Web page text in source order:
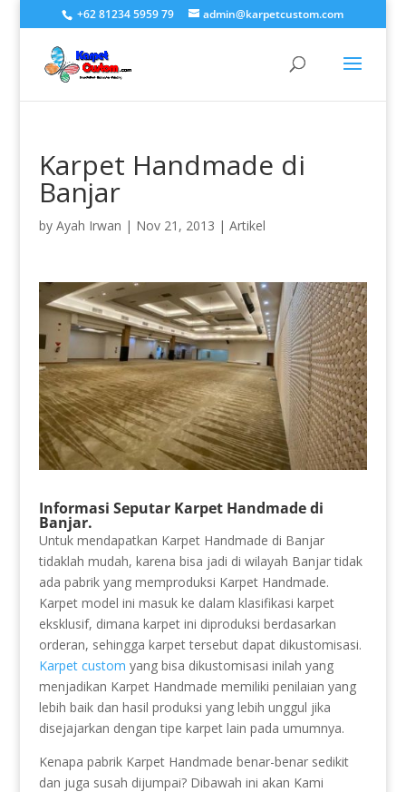
+62 81234 5959 79 admin@karpetcustom.com
Karpet Handmade di
Banjar
by Ayah Irwan | Nov 21, 2013 | Artikel
Informasi Seputar Karpet Handmade di
Banjar.
Untuk mendapatkan Karpet Handmade di Banjar
tidaklah mudah, karena bisa jadi di wilayah Banjar tidak
ada pabrik yang memproduksi Karpet Handmade.
Karpet model ini masuk ke dalam klasifikasi karpet
eksklusif, dimana karpet ini diproduksi berdasarkan
orderan, sehingga karpet tersebut dapat dikustomisasi.
Karpet custom yang bisa dikustomisasi inilah yang
menjadikan Karpet Handmade memiliki penilaian yang
lebih baik dan hasil produksi yang lebih unggul jika
disejajarkan dengan tipe karpet lain pada umumnya.
Kenapa pabrik Karpet Handmade benar-benar sedikit
dan juga susah dijumpai? Dibawah ini akan Kami